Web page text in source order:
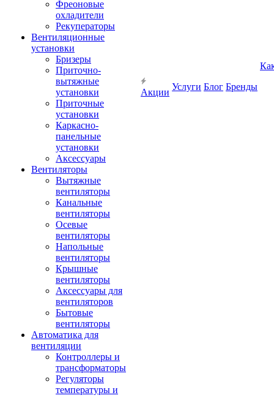
Фреоновые
охладители
Рекуператоры
Вентиляционные
установки
Бризеры
Приточно-
вытяжные
установки
Приточные
установки
Каркасно-
панельные
установки
Аксессуары
Вентиляторы
Вытяжные
вентиляторы
Канальные
вентиляторы
Осевые
вентиляторы
Напольные
вентиляторы
Крышные
вентиляторы
Аксессуары для
вентиляторов
Бытовые
вентиляторы
Автоматика для
вентиляции
Контроллеры и
трансформаторы
Регуляторы
температуры и
Акции
Услуги Блог Бренды